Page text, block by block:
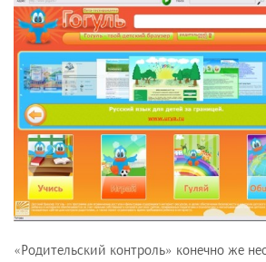
«Родительский контроль» конечно же